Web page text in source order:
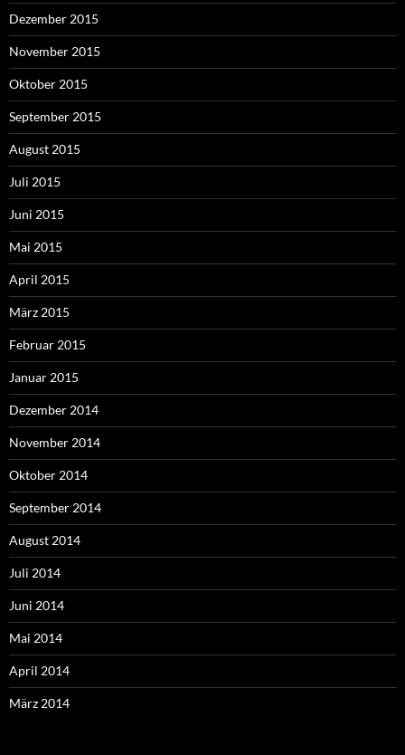
Dezember 2015
November 2015
Oktober 2015
September 2015
August 2015
Juli 2015
Juni 2015
Mai 2015
April 2015
März 2015
Februar 2015
Januar 2015
Dezember 2014
November 2014
Oktober 2014
September 2014
August 2014
Juli 2014
Juni 2014
Mai 2014
April 2014
März 2014